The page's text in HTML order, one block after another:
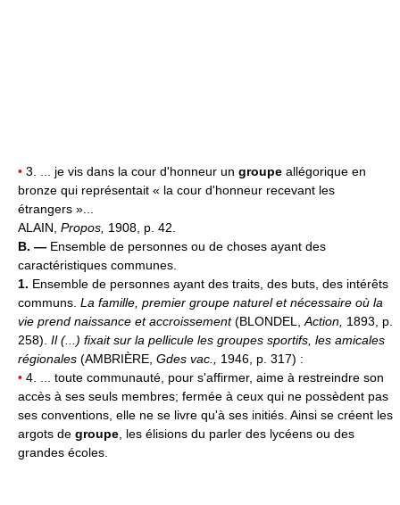
• 3. ... je vis dans la cour d'honneur un groupe allégorique en
bronze qui représentait « la cour d'honneur recevant les
étrangers »...
ALAIN, Propos, 1908, p. 42.
B. — Ensemble de personnes ou de choses ayant des
caractéristiques communes.
1. Ensemble de personnes ayant des traits, des buts, des intérêts
communs. La famille, premier groupe naturel et nécessaire où la
vie prend naissance et accroissement(BLONDEL, Action, 1893, p.
258). Il (...) fixait sur la pellicule les groupes sportifs, les amicales
régionales (AMBRIÈRE, Gdes vac., 1946, p. 317) :
• 4. ... toute communauté, pour s'affirmer, aime à restreindre son
accès à ses seuls membres; fermée à ceux qui ne possèdent pas
ses conventions, elle ne se livre qu'à ses initiés. Ainsi se créent les
argots de groupe , les élisions du parler des lycéens ou des
grandes écoles.